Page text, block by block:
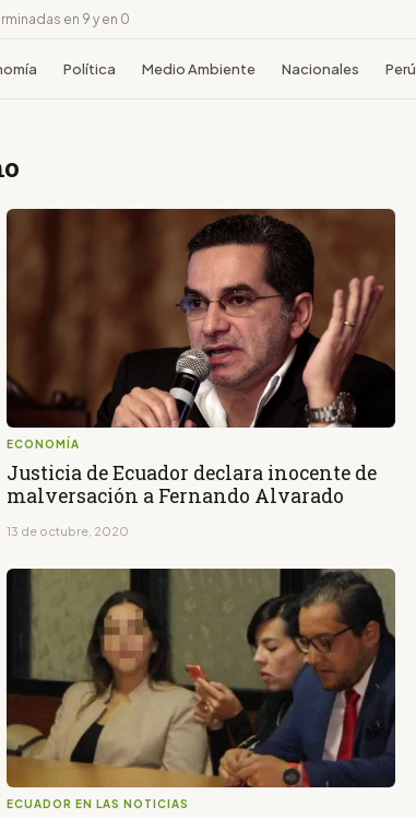
en 9 y en 0
Política Medio Ambiente Nacionales Perú
ECONOMÍA
Justicia de Ecuador declara inocente de
malversación a Fernando Alvarado
13 de octubre, 2020
ECUADOR EN LAS NOTICIAS